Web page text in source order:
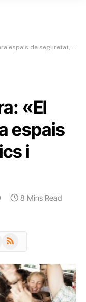
físics i emocionals”
«El
espais
i
8 Mins Read
RSS